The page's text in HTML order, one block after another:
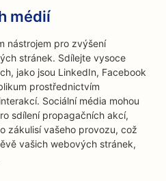
médií
nástrojem pro zvýšení
stránek. Sdílejte vysoce
jako jsou LinkedIn, Facebook
prostřednictvím
Sociální média mohou
sdílení propagačních akcí,
zákulisí vašeho provozu, což
vašich webových stránek,